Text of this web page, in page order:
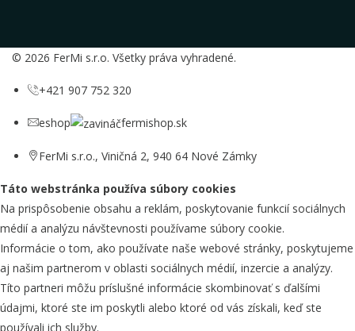
© 2026 FerMi s.r.o. Všetky práva vyhradené.
+421 907 752 320
eshop fermishop.sk
FerMi s.r.o., Viničná 2, 940 64 Nové Zámky
Táto webstránka používa súbory cookies
Na prispôsobenie obsahu a reklám, poskytovanie funkcií sociálnych
médií a analýzu návštevnosti používame súbory cookie.
Informácie o tom, ako používate naše webové stránky, poskytujeme
aj našim partnerom v oblasti sociálnych médií, inzercie a analýzy.
Títo partneri môžu príslušné informácie skombinovať s ďalšími
údajmi, ktoré ste im poskytli alebo ktoré od vás získali, keď ste
používali ich služby.